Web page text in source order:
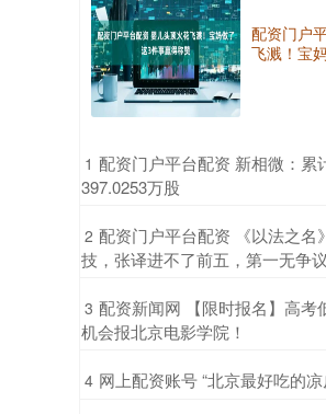
配资门户
飞溅！宝
1 配资门户平台配资 新相微：累
397.0253万股
2 配资门户平台配资 《以法之名
技，张译进不了前五，第一无争议
3 配资新闻网 【限时报名】高考
机会报北京电影学院！
4 网上配资账号 “北京最好吃的